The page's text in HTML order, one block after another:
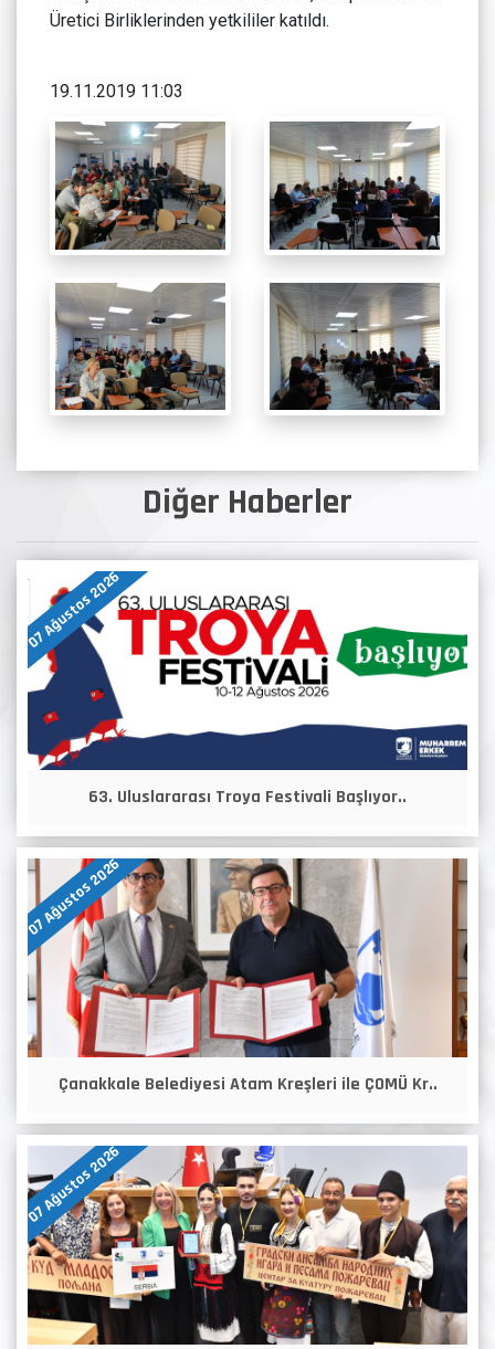
Diğer Haberler
07 Ağustos 2026
63. Uluslararası Troya Festivali Başlıyor..
07 Ağustos 2026
Çanakkale Belediyesi Atam Kreşleri ile ÇOMÜ Kr..
07 Ağustos 2026
Üretici Birliklerinden yetkililer katıldı.
19.11.2019 11:03